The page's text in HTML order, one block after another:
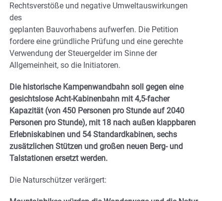
Rechtsverstöße und negative Umweltauswirkungen
des
geplanten Bauvorhabens aufwerfen. Die Petition
fordere eine gründliche Prüfung und eine gerechte
Verwendung der Steuergelder im Sinne der
Allgemeinheit, so die Initiatoren.
Die historische Kampenwandbahn soll gegen eine
gesichtslose Acht-Kabinenbahn mit 4,5-facher
Kapazität (von 450 Personen pro Stunde auf 2040
Personen pro Stunde), mit 18 nach außen klappbaren
Erlebniskabinen und 54 Standardkabinen, sechs
zusätzlichen Stützen und großen neuen Berg- und
Talstationen ersetzt werden.
Die Naturschützer verärgert: